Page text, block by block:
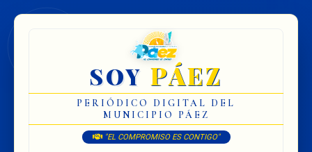
SOY PÁEZ
PERIÓDICO DIGITAL DEL
MUNICIPIO PÁEZ
"EL COMPROMISO ES CONTIGO"